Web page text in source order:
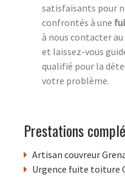
satisfaisants pour
confrontés à une
à nous contacter
et laissez-vous
qualifié pour la
votre problème.
Prestations
Artisan couvreur
Urgence fuite toiture